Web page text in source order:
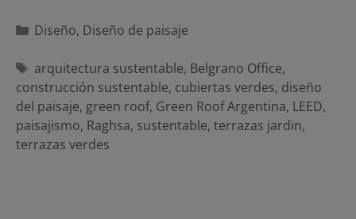
Categorías
Diseño, Diseño de paisaje
Etiquetas
arquitectura sustentable, Belgrano Office,
construcción sustentable, cubiertas verdes, diseño
del paisaje, green roof, Green Roof Argentina, LEED,
paisajismo, Raghsa, sustentable, terrazas jardin,
terrazas verdes